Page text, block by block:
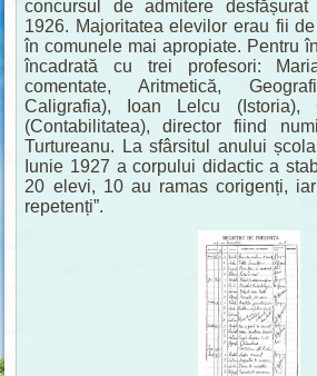
concursul de admitere
1926. Majoritatea elevilor erau fii
în comunele mai apropiate. Pentru
încadrată cu trei profesori:
comentate, Aritmetică,
Caligrafia), Ioan Lelcu (Istoria),
(Contabilitatea), director fiind
Turtureanu. La sfârsitul anului
Iunie 1927 a corpului didactic a
20 elevi, 10 au ramas corigenți,
repetenți”.